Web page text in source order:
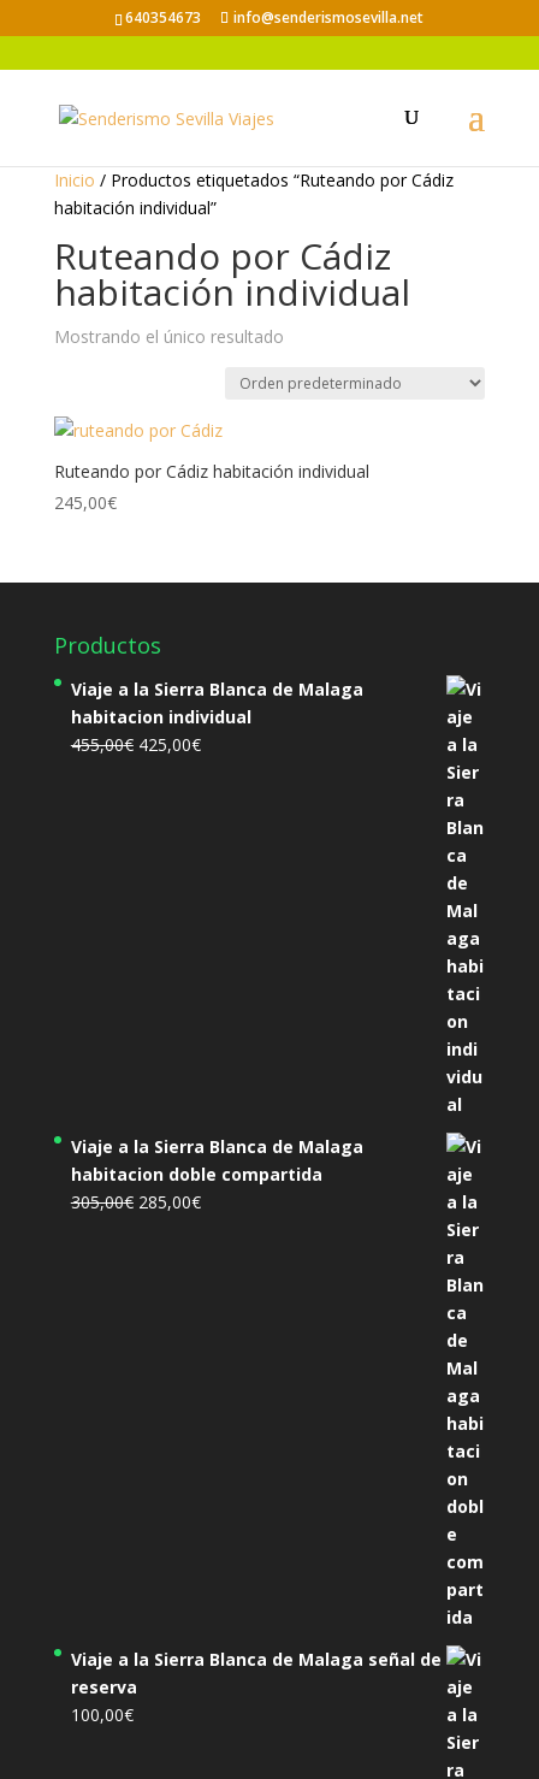
640354673 info@senderismosevilla.net
Inicio / Productos etiquetados “Ruteando por Cádiz
habitación individual”
Ruteando por Cádiz
habitación individual
Mostrando el único resultado
Ruteando por Cádiz habitación individual
245,00€
Productos
Viaje a la Sierra Blanca de Malaga
habitacion individual
455,00€ El
425,00€El
Viaje a la Sierra Blanca de Malaga
habitacion doble compartida
305,00€ El
285,00€El
Viaje a la Sierra Blanca de Malaga señal de
reserva
100,00€